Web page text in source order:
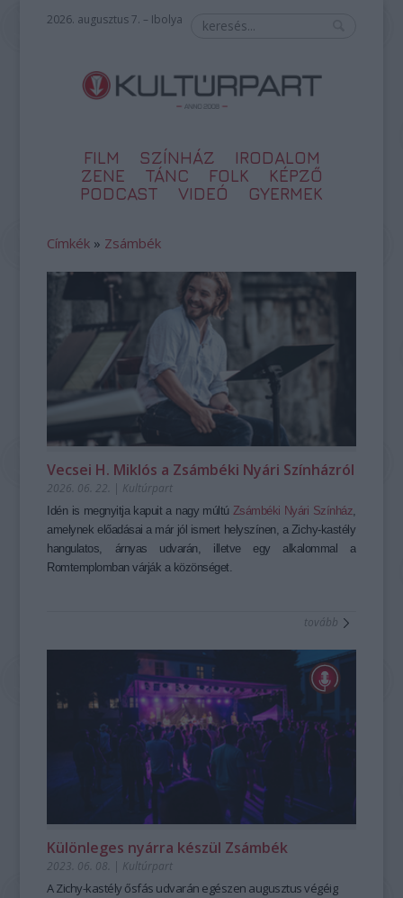
2026. augusztus 7. – Ibolya
FILM SZÍNHÁZ
IRODALOM
ZENE
TÁNC FOLK
KÉPZŐ
PODCAST
VIDEÓ GYERMEK
Címkék » Zsámbék
Vecsei H. Miklós a Zsámbéki Nyári Színházról
2026. 06. 22. | Kultúrpart
Idén is megnyitja kapuit a nagy múltú Zsámbéki Nyári Színház,
amelynek előadásai a már jól ismert helyszínen, a Zichy-kastély
hangulatos, árnyas udvarán, illetve egy alkalommal a
Romtemplomban várják a közönséget.
tovább
Különleges nyárra készül Zsámbék
2023. 06. 08. | Kultúrpart
A Zichy-kastély ősfás udvarán egészen augusztus végéig